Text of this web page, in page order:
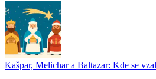
Kašpar, Melichar a Baltazar: Kde se